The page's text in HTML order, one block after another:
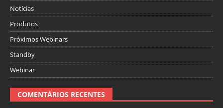
Notícias
Produtos
Próximos Webinars
Standby
Webinar
COMENTÁRIOS RECENTES